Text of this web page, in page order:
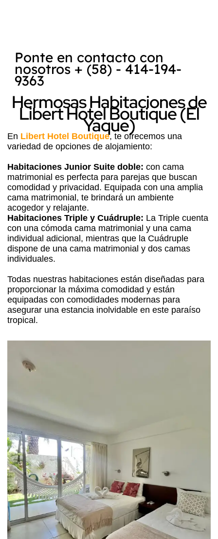
Ponte en contacto con
nosotros + (58) - 414-194-
9363
Hermosas Habitaciones de
Libert Hotel Boutique (El
Yaque)
En Libert Hotel Boutique, te ofrecemos una
variedad de opciones de alojamiento:
Habitaciones Junior Suite doble: con cama
matrimonial es perfecta para parejas que buscan
comodidad y privacidad. Equipada con una amplia
cama matrimonial, te brindará un ambiente
acogedor y relajante.
Habitaciones Triple y Cuádruple: La Triple cuenta
con una cómoda cama matrimonial y una cama
individual adicional, mientras que la Cuádruple
dispone de una cama matrimonial y dos camas
individuales.
Todas nuestras habitaciones están diseñadas para
proporcionar la máxima comodidad y están
equipadas con comodidades modernas para
asegurar una estancia inolvidable en este paraíso
tropical.